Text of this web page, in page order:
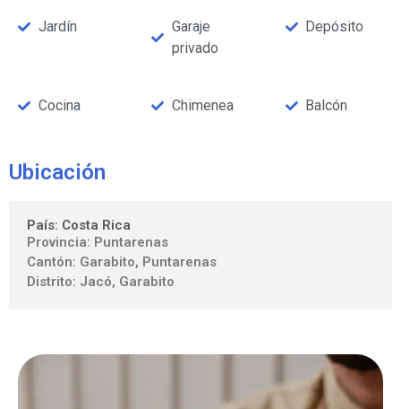
Jardín
Garaje
privado
Depósito
Cocina Chimenea Balcón
Ubicación
País: Costa Rica
Provincia: Puntarenas
Cantón: Garabito, Puntarenas
Distrito: Jacó, Garabito